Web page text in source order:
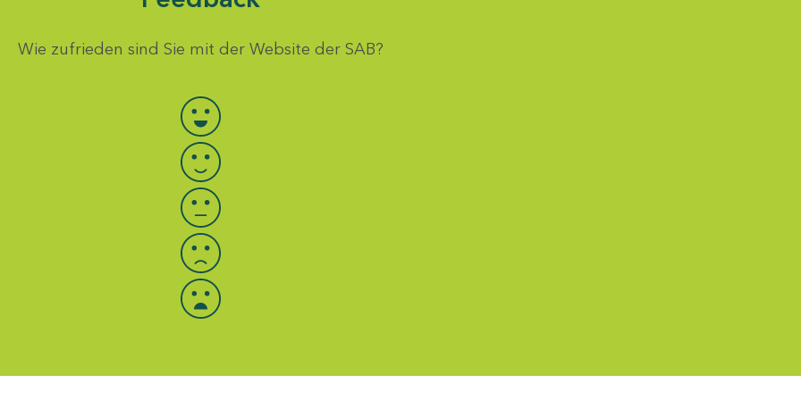
Wie zufrieden sind Sie mit der Website der SAB?
Bewertung auswählen